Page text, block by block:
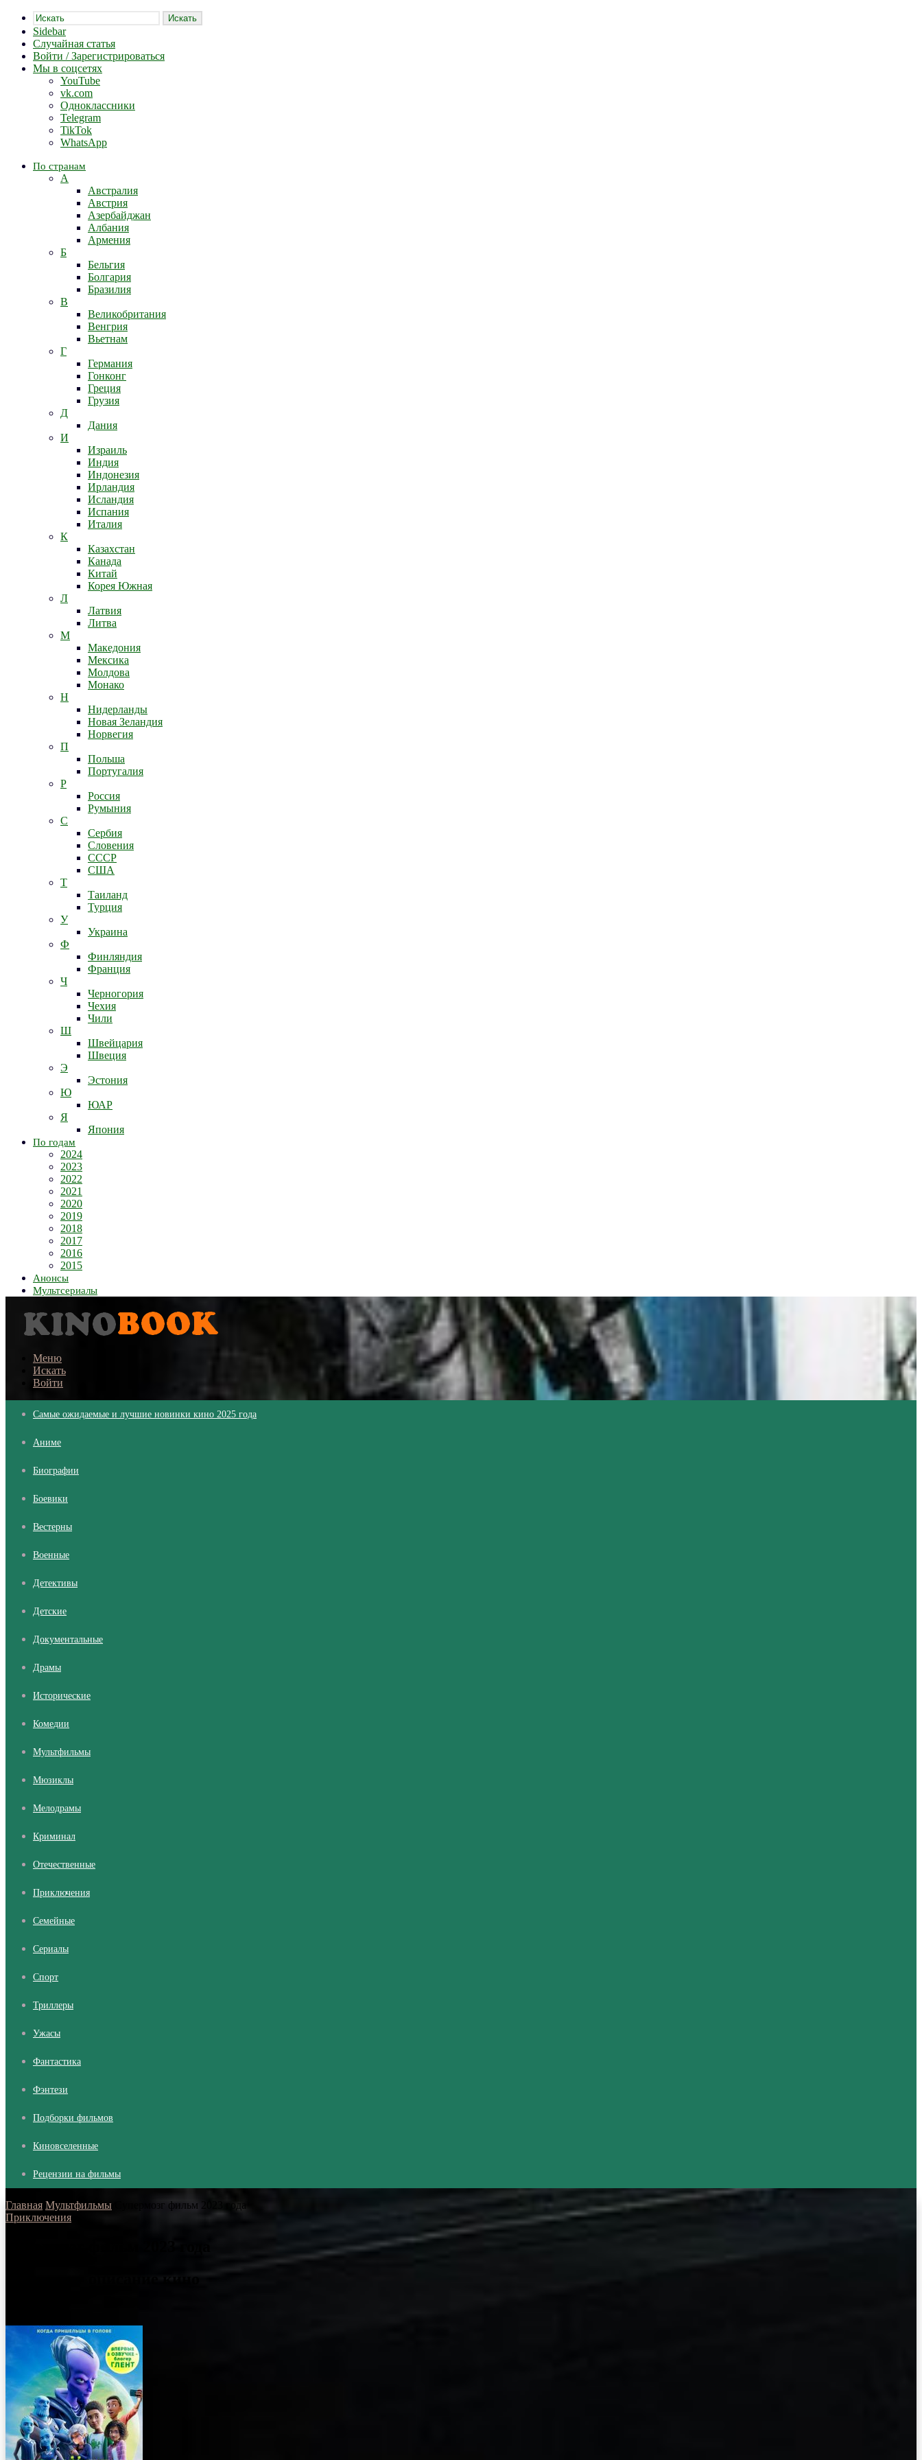
Искать
Sidebar
Случайная статья
Войти / Зарегистрироваться
Мы в соцсетях
YouTube
vk.com
Одноклассники
Telegram
TikTok
WhatsApp
По странам
А
Австралия
Австрия
Азербайджан
Албания
Армения
Б
Бельгия
Болгария
Бразилия
В
Великобритания
Венгрия
Вьетнам
Г
Германия
Гонконг
Греция
Грузия
Д
Дания
И
Израиль
Индия
Индонезия
Ирландия
Исландия
Испания
Италия
К
Казахстан
Канада
Китай
Корея Южная
Л
Латвия
Литва
М
Македония
Мексика
Молдова
Монако
Н
Нидерланды
Новая Зеландия
Норвегия
П
Польша
Португалия
Р
Россия
Румыния
С
Сербия
Словения
СССР
США
Т
Таиланд
Турция
У
Украина
Ф
Финляндия
Франция
Ч
Черногория
Чехия
Чили
Ш
Швейцария
Швеция
Э
Эстония
Ю
ЮАР
Я
Япония
По годам
2024
2023
2022
2021
2020
2019
2018
2017
2016
2015
Анонсы
Мультсериалы
Меню
Искать
Войти
Самые ожидаемые и лучшие новинки кино 2025 года
Аниме
Биографии
Боевики
Вестерны
Военные
Детективы
Детские
Документальные
Драмы
Исторические
Комедии
Мультфильмы
Мюзиклы
Мелодрамы
Криминал
Отечественные
Приключения
Семейные
Сериалы
Cпорт
Триллеры
Ужасы
Фантастика
Фэнтези
Подборки фильмов
Киновселенные
Рецензии на фильмы
Главная Мультфильмы
Супермозг фильм 2023 года
Приключения